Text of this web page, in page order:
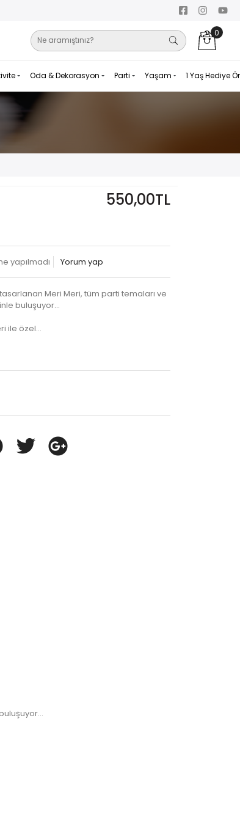
0
Oda & Dekorasyon Parti Yaşam 1 Yaş Hediye
550,00TL
yapılmadı Yorum yap
Meri Meri, tüm parti temaları ve
buluşuyor...
ile özel…